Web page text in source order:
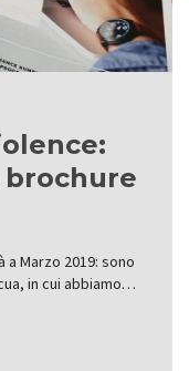
Marzo 2019: sono
in cui abbiamo…